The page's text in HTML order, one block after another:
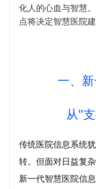
化人的心血与智慧
点将决定智慧医院
一、
从"
传统医院信息系统
转。但面对日益复
新一代智慧医院信